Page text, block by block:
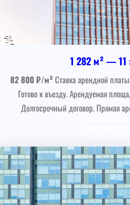
1 282 м² — 11
82 800 ₽/м² Ставка арендной
Готово к въезду. Арендуемая
Долгосрочный договор. Прямая